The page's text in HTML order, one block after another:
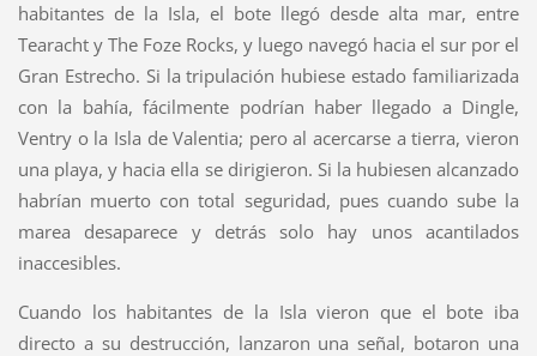
habitantes de la Isla, el bote llegó desde alta mar, entre
Tearacht y The Foze Rocks, y luego navegó hacia el sur por el
Gran Estrecho. Si la tripulación hubiese estado familiarizada
con la bahía, fácilmente podrían haber llegado a Dingle,
Ventry o la Isla de Valentia; pero al acercarse a tierra, vieron
una playa, y hacia ella se dirigieron. Si la hubiesen alcanzado
habrían muerto con total seguridad, pues cuando sube la
marea desaparece y detrás solo hay unos acantilados
inaccesibles.
Cuando los habitantes de la Isla vieron que el bote iba
directo a su destrucción, lanzaron una señal, botaron una